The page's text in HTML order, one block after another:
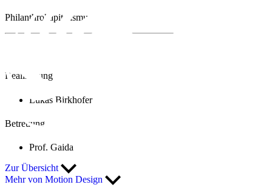
Philanthrokapitalismus
Realisierung
Lukas Birkhofer
Betreuung
Prof. Gaida
Zur Übersicht
Mehr von Motion Design